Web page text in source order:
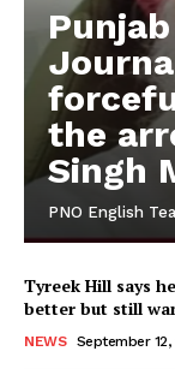
the
Singh
PNO English
Tyreek Hill says
better but still
NEWS September 12,